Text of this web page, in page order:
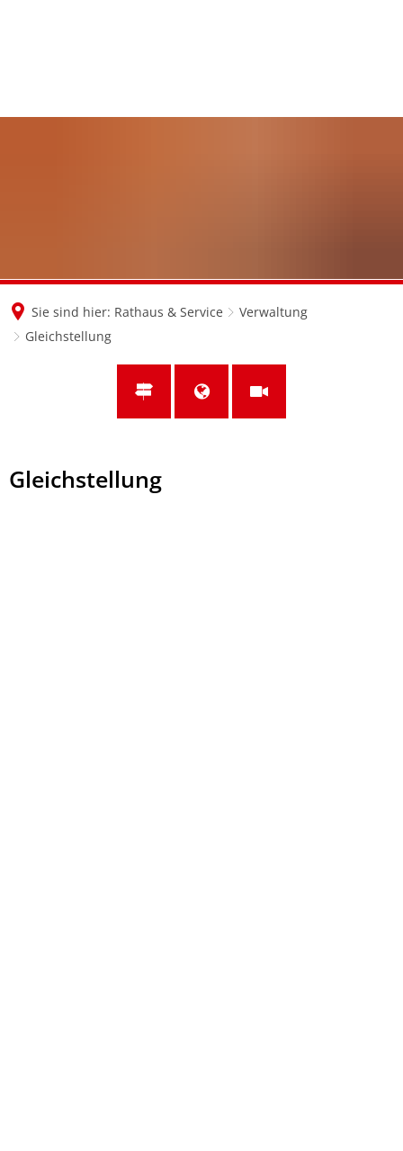
de
Sie sind hier: Rathaus & Service
Verwaltung
Gleichstellung
Gleichstellung
Gleichstellung